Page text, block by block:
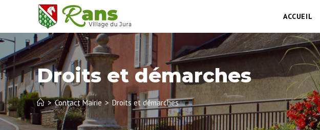
ACCUEIL
Droits et démarches
> Contact Mairie > Droits et démarches